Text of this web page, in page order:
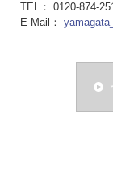
TEL： 0120-874-
E-Mail：